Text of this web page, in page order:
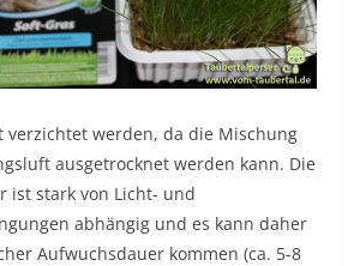
verzichtet werden, da die Mischung
ausgetrocknet werden kann. Die
ist stark von Licht- und
abhängig und es kann daher
Aufwuchsdauer kommen (ca. 5-8